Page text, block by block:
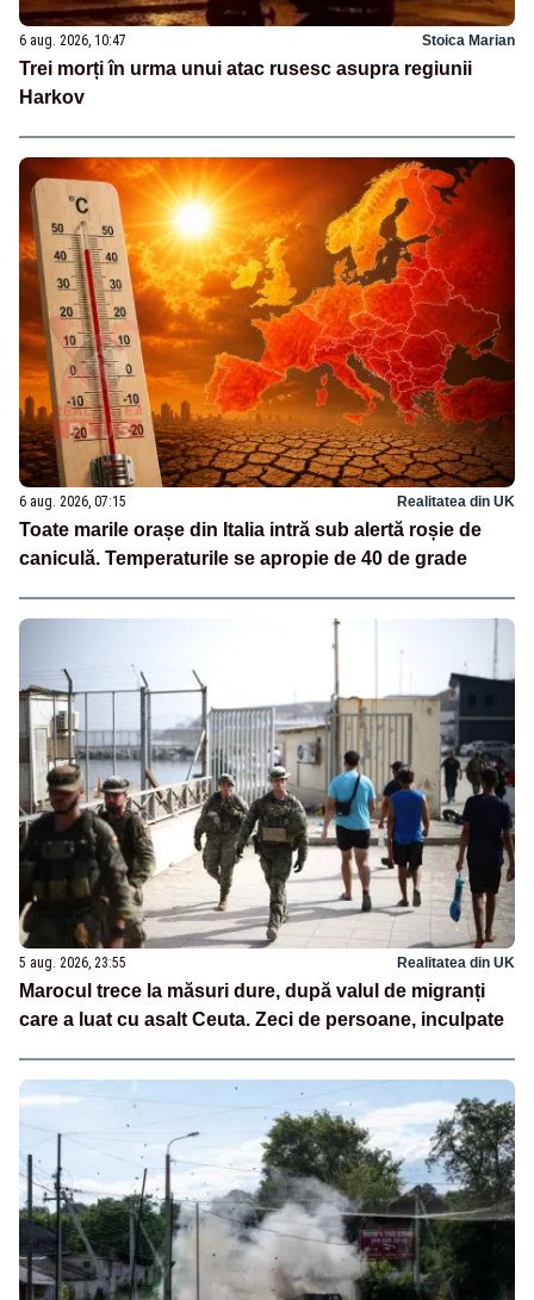
6 aug. 2026, 10:47 Stoica Marian
Trei morți în urma unui atac rusesc asupra regiunii
Harkov
6 aug. 2026, 07:15 Realitatea din UK
Toate marile orașe din Italia intră sub alertă roșie de
caniculă. Temperaturile se apropie de 40 de grade
5 aug. 2026, 23:55 Realitatea din UK
Marocul trece la măsuri dure, după valul de migranți
care a luat cu asalt Ceuta. Zeci de persoane, inculpate